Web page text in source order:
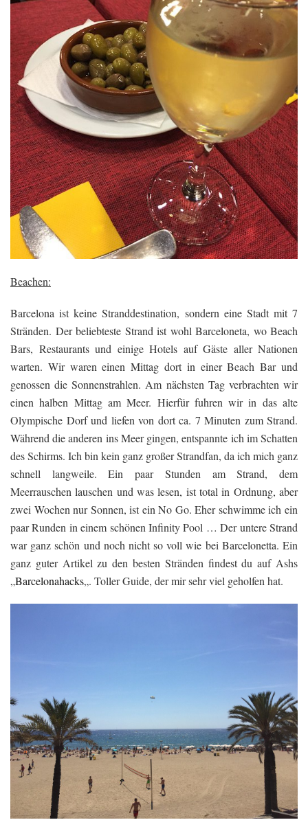
Beachen:
Barcelona ist keine Stranddestination, sondern eine Stadt mit 7
Stränden. Der beliebteste Strand ist wohl Barceloneta, wo Beach
Bars, Restaurants und einige Hotels auf Gäste aller Nationen
warten. Wir waren einen Mittag dort in einer Beach Bar und
genossen die Sonnenstrahlen. Am nächsten Tag verbrachten wir
einen halben Mittag am Meer. Hierfür fuhren wir in das alte
Olympische Dorf und liefen von dort ca. 7 Minuten zum Strand.
Während die anderen ins Meer gingen, entspannte ich im Schatten
des Schirms. Ich bin kein ganz großer Strandfan, da ich mich ganz
schnell langweile. Ein paar Stunden am Strand, dem
Meerrauschen lauschen und was lesen, ist total in Ordnung, aber
zwei Wochen nur Sonnen, ist ein No Go. Eher schwimme ich ein
paar Runden in einem schönen Infinity Pool … Der untere Strand
war ganz schön und noch nicht so voll wie bei Barcelonetta. Ein
ganz guter Artikel zu den besten Stränden findest du auf Ashs
„Barcelonahacks„. Toller Guide, der mir sehr viel geholfen hat.